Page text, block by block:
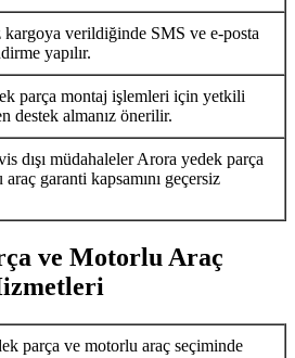
kargoya verildiğinde SMS ve e-posta
yapılır.
parça montaj işlemleri için yetkili
destek almanız önerilir.
dışı müdahaleler Arora yedek parça
garanti kapsamını geçersiz
ve Motorlu Araç
parça ve motorlu araç seçiminde